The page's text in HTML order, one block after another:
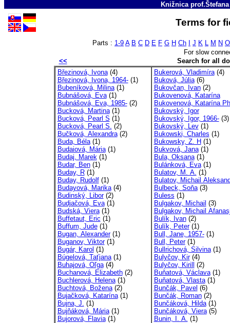
Knižnica
Terms for
Parts : 1-9 A B C D E F G H Ch J K L M N O
For slow
<<
Search for all
Březinová, Ivona(4)
Březinová, Ivona, 1964-(1)
Bubeníková, Milina(1)
Bubnášová, Eva(1)
Bubnášová, Eva, 1985-(2)
Bucková, Martina(1)
Bucková, Pearl S (1)
Bucková, Pearl S. (2)
Bučková, Alexandra(2)
Buda, Béla(1)
Budaiová, Mária(1)
Budaj, Marek(1)
Budar, Ben(1)
Buday, R(1)
Buday, Rudolf(1)
Budayová, Marika(4)
Budinský, Libor(2)
Budjačová, Eva(1)
Budská, Viera(1)
Buffetaut, Eric (1)
Buffum, Jude(1)
Bugan, Alexander(1)
Buganov, Viktor(1)
Bugár, Karol (1)
Búgelová, Taťjana(1)
Buhajová, Oľga(4)
Buchanová, Elizabeth(2)
Buchlerová, Helena(1)
Buchtová, Božena(2)
Bujačková, Katarína(1)
Bujna, J. (1)
Bujňáková, Mária(1)
Bujorová, Flavia(1)
Bukerová, Vladimíra(4)
Buková, Júlia(6)
Bukovčan, Ivan(2)
Bukovenová, Katarína
Bukovenová, Katarína
Bukovský, Igor
Bukovský, Igor, 1966-(3)
Bukovský, Lev(1)
Bukowski, Charles (1)
Bukowsky, Z. H (1)
Bukvová, Jana(1)
Bula, Oksana(1)
Bulánková, Eva(1)
Bulatov, M. A. (1)
Bulatov, Michail
Bulbeck, Soňa(3)
Buless (1)
Bulgakov, Michail (3)
Bulgakov, Michail
Bulík, Ivan(2)
Bulík, Peter(1)
Bull, Jane, 1957-(1)
Bull, Peter(1)
Bullrichová, Silvina(1)
Bulyčov, Kir(4)
Bulyčov, Kirill
(2)
Buňatová, Václava(1)
Buňatová, Vlasta(1)
Bunčák, Pavel (6)
Bunčák, Roman(2)
Bunčáková, Hilda(1)
Bunčáková, Viera(5)
Bunin, I. A. (1)